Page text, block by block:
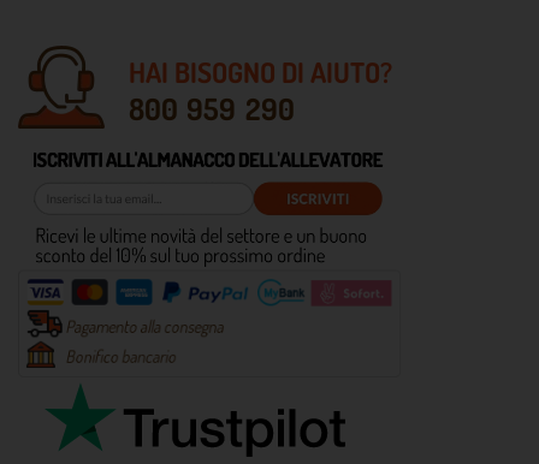
HAI BISOGNO DI AIUTO?
800 959 290